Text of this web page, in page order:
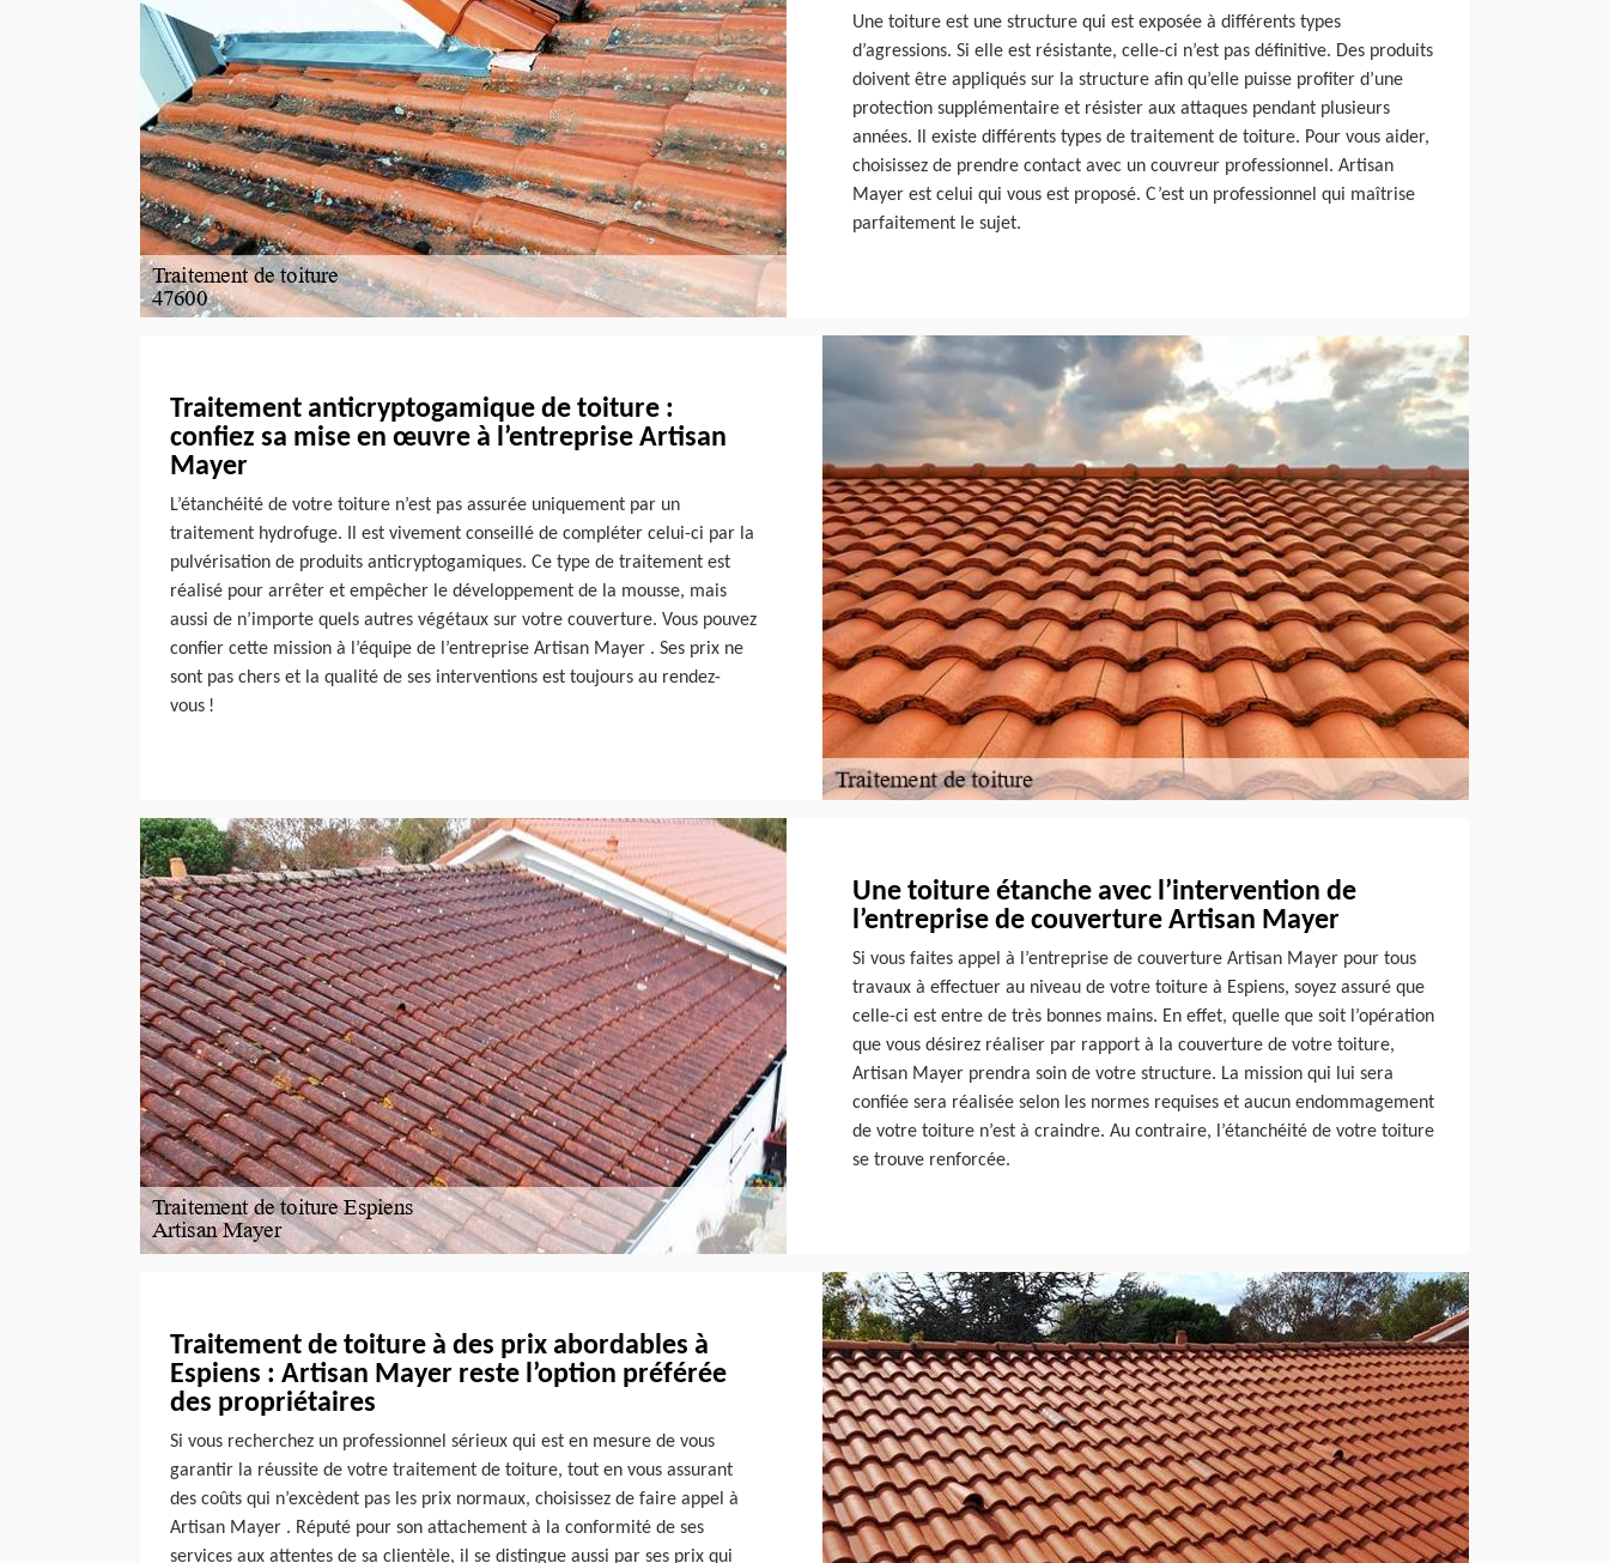
Une toiture est une structure qui est exposée à différents types
d’agressions. Si elle est résistante, celle-ci n’est pas définitive. Des produits
doivent être appliqués sur la structure afin qu’elle puisse profiter d’une
protection supplémentaire et résister aux attaques pendant plusieurs
années. Il existe différents types de traitement de toiture. Pour vous aider,
choisissez de prendre contact avec un couvreur professionnel. Artisan
Mayer est celui qui vous est proposé. C’est un professionnel qui maîtrise
parfaitement le sujet.
Traitement anticryptogamique de toiture :
confiez sa mise en œuvre à l’entreprise Artisan
Mayer
L’étanchéité de votre toiture n’est pas assurée uniquement par un
traitement hydrofuge. Il est vivement conseillé de compléter celui-ci par la
pulvérisation de produits anticryptogamiques. Ce type de traitement est
réalisé pour arrêter et empêcher le développement de la mousse, mais
aussi de n’importe quels autres végétaux sur votre couverture. Vous pouvez
confier cette mission à l’équipe de l’entreprise Artisan Mayer . Ses prix ne
sont pas chers et la qualité de ses interventions est toujours au rendez-
vous !
Une toiture étanche avec l’intervention de
l’entreprise de couverture Artisan Mayer
Si vous faites appel à l’entreprise de couverture Artisan Mayer pour tous
travaux à effectuer au niveau de votre toiture à Espiens, soyez assuré que
celle-ci est entre de très bonnes mains. En effet, quelle que soit l’opération
que vous désirez réaliser par rapport à la couverture de votre toiture,
Artisan Mayer prendra soin de votre structure. La mission qui lui sera
confiée sera réalisée selon les normes requises et aucun endommagement
de votre toiture n’est à craindre. Au contraire, l’étanchéité de votre toiture
se trouve renforcée.
Traitement de toiture à des prix abordables à
Espiens : Artisan Mayer reste l’option préférée
des propriétaires
Si vous recherchez un professionnel sérieux qui est en mesure de vous
garantir la réussite de votre traitement de toiture, tout en vous assurant
des coûts qui n’excèdent pas les prix normaux, choisissez de faire appel à
Artisan Mayer . Réputé pour son attachement à la conformité de ses
services aux attentes de sa clientèle, il se distingue aussi par ses prix qui